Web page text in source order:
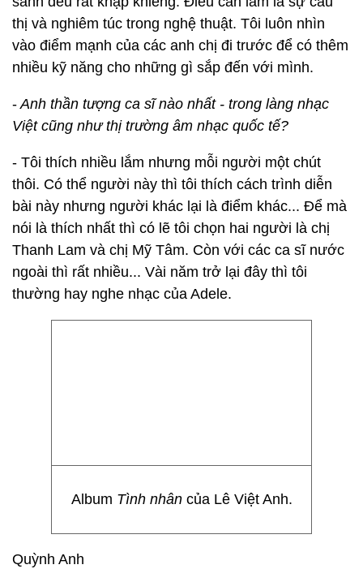
thị và nghiêm túc trong nghệ thuật. Tôi luôn nhìn
vào điểm mạnh của các anh chị đi trước để có thêm
nhiều kỹ năng cho những gì sắp đến với mình.
-Anh thần tượng ca sĩ nào nhất - trong làng nhạc
Việt cũng như thị trường âm nhạc quốc tế?
- Tôi thích nhiều lắm nhưng mỗi người một chút
thôi. Có thể người này thì tôi thích cách trình diễn
bài này nhưng người khác lại là điểm khác... Để mà
nói là thích nhất thì có lẽ tôi chọn hai người là chị
Thanh Lam và chị Mỹ Tâm. Còn với các ca sĩ nước
ngoài thì rất nhiều... Vài năm trở lại đây thì tôi
thường hay nghe nhạc của Adele.
Album Tình nhân của Lê Việt Anh.
Quỳnh Anh